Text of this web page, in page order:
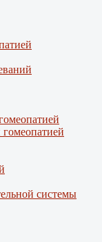
системы